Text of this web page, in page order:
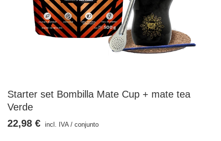
Starter set Bombilla Mate Cup + mate tea
Verde
22,98 € incl. IVA/ conjunto